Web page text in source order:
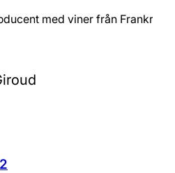
med viner från Frankrike